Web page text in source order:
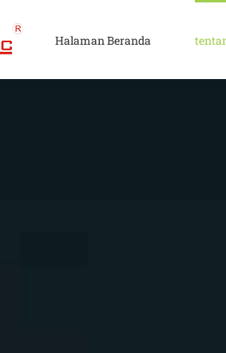
Halaman Beranda